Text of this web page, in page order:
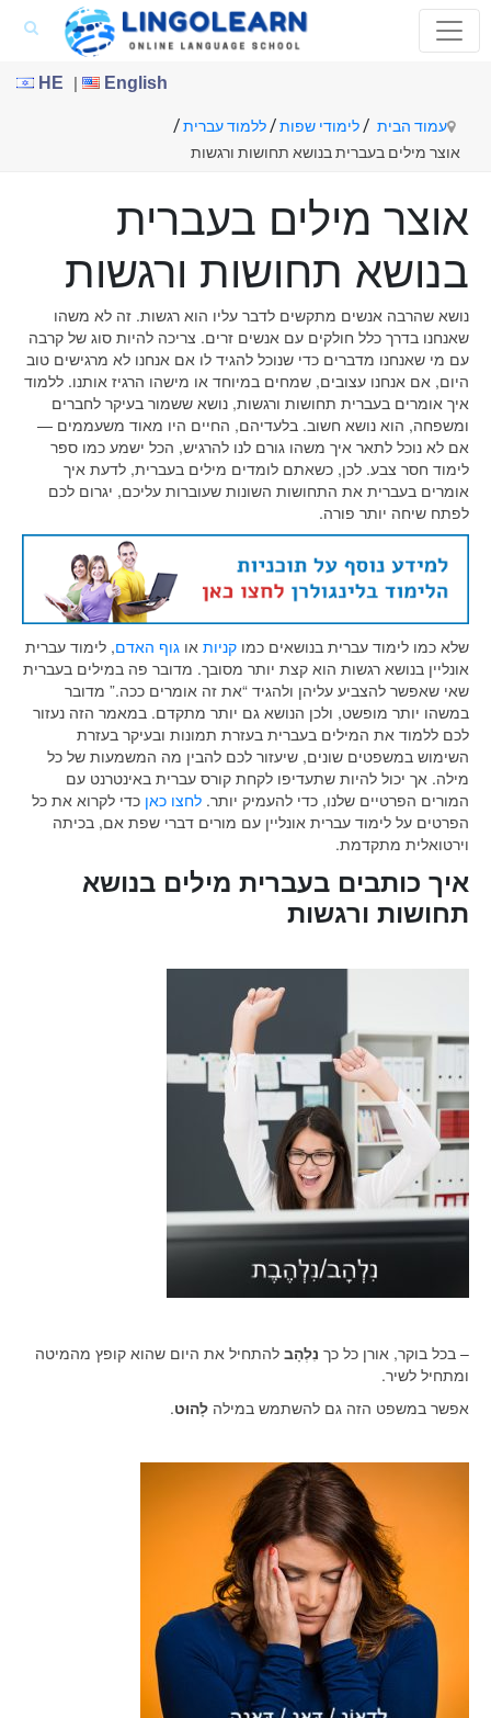
HE | English
עמוד הבית /לימודי שפות/ללמוד עברית/
אוצר מילים בעברית בנושא תחושות ורגשות
אוצר מילים בעברית
בנושא תחושות ורגשות
נושא שהרבה אנשים מתקשים לדבר עליו הוא רגשות. זה לא משהו
שאנחנו בדרך כלל חולקים עם אנשים זרים. צריכה להיות סוג של קרבה
עם מי שאנחנו מדברים כדי שנוכל להגיד לו אם אנחנו לא מרגישים טוב
היום, אם אנחנו עצובים, שמחים במיוחד או מישהו הרגיז אותנו. ללמוד
איך אומרים בעברית תחושות ורגשות, נושא ששמור בעיקר לחברים
ומשפחה, הוא נושא חשוב. בלעדיהם, החיים היו מאוד משעממים —
אם לא נוכל לתאר איך משהו גורם לנו להרגיש, הכל ישמע כמו ספר
לימוד חסר צבע. לכן, כשאתם לומדים מילים בעברית, לדעת איך
אומרים בעברית את התחושות השונות שעוברות עליכם, יגרום לכם
לפתח שיחה יותר פורה.
שלא כמו לימוד עברית בנושאים כמו קניות או גוף האדם, לימוד עברית
אונליין בנושא רגשות הוא קצת יותר מסובך. מדובר פה במילים בעברית
שאי שאפשר להצביע עליהן ולהגיד “את זה אומרים ככה.” מדובר
במשהו יותר מופשט, ולכן הנושא גם יותר מתקדם. במאמר הזה נעזור
לכם ללמוד את המילים בעברית בעזרת תמונות ובעיקר בעזרת
השימוש במשפטים שונים, שיעזור לכם להבין מה המשמעות של כל
מילה. אך יכול להיות שתעדיפו לקחת קורס עברית באינטרנט עם
המורים הפרטיים שלנו, כדי להעמיק יותר. לחצו כאן כדי לקרוא את כל
הפרטים על לימוד עברית אונליין עם מורים דברי שפת אם, בכיתה
וירטואלית מתקדמת.
איך כותבים בעברית מילים בנושא
תחושות ורגשות
– בכל בוקר, אורן כל כך נִלְהָב להתחיל את היום שהוא קופץ מהמיטה
ומתחיל לשיר.
אפשר במשפט הזה גם להשתמש במילה לָהוּט.